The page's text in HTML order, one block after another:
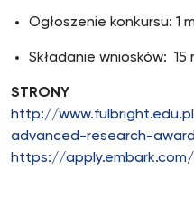
Ogłoszenie konkursu: 1
Składanie wniosków: 15
STRONY
http://
advanced-research-
https://